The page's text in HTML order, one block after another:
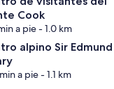
Cook
a pie- 1.0 km
alpino Sir Edmund
a pie- 1.1 km